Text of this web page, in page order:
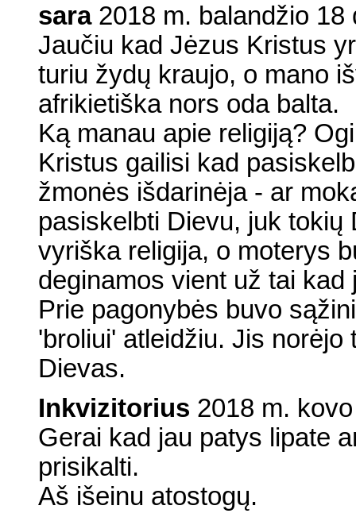
sara2018 m. balandžio 18
Jaučiu kad Jėzus Kristus
turiu žydų kraujo, o mano
afrikietiška nors oda balta.
Ką manau apie religiją?
Kristus gailisi kad
žmonės išdarinėja - ar
pasiskelbti Dievu, juk tokių
vyriška religija, o moterys
deginamos vient už tai kad
Prie pagonybės buvo
'broliui' atleidžiu. Jis
Dievas.
Inkvizitorius 2018 m.
Gerai kad jau patys lipate
prisikalti.
Aš išeinu atostogų.